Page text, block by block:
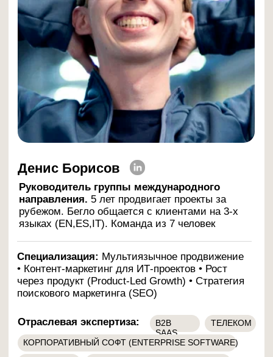
Делимся готовыми технологиями
развития ИТ-бизнеса, разбираем
внутренние процессы агентства и рабочие
для наших клиентов на рынках России,
СНГ, США, Европы и Латинской Америки.
Коллекция записей
прошедших вебинаров:
от стратегии
продвижения до разбора
рычагов роста в онлайн-
каналах